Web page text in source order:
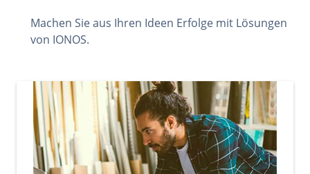
Machen Sie aus Ihren Ideen Erfolge mit Lösungen
von IONOS.